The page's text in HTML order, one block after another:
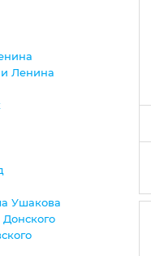
Ленина
Ушакова